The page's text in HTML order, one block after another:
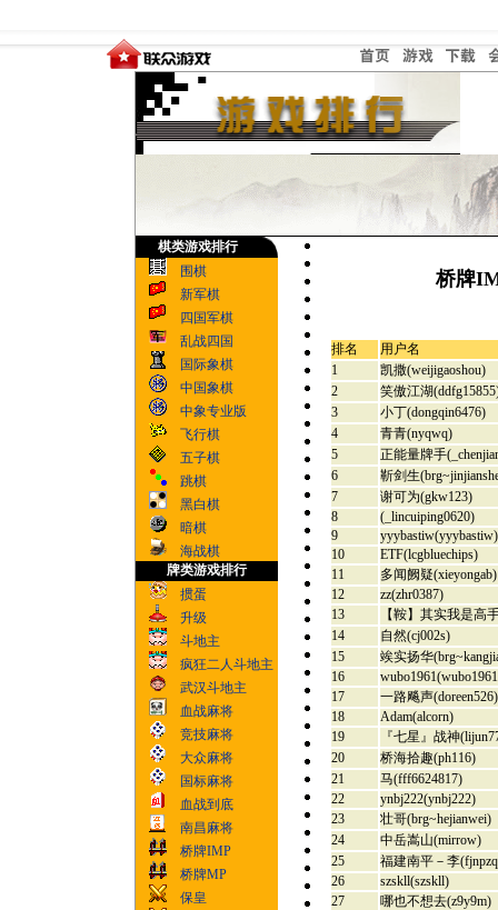
棋类游戏排行
围棋
新军棋
四国军棋
乱战四国
国际象棋
中国象棋
中象专业版
飞行棋
五子棋
跳棋
黑白棋
暗棋
海战棋
牌类游戏排行
掼蛋
升级
斗地主
疯狂二人斗地主
武汉斗地主
血战麻将
竞技麻将
大众麻将
国标麻将
血战到底
南昌麻将
桥牌IMP
桥牌MP
保皇
桥牌
排名
用户名
1
凯撒(weijigaoshou)
2
笑傲江湖
3
小丁(dongqin6476)
4
青青(nyqwq)
5
正能量牌手
6
靳剑生
7
谢可为(gkw123)
8
(_lincuiping0620)
9
yyybastiw(yyybastiw)
10
ETF(lcgbluechips)
11
多闻阙疑(xieyongab)
12
zz(zhr0387)
13
【鞍】其实我是高
14
自然(cj002s)
15
竢实扬华
16
17
一路飚声(doreen526)
18
Adam(alcorn)
19
『七星』战神
20
桥海拾趣(ph116)
21
马(fff6624817)
22
ynbj222(ynbj222)
23
壮哥(brg~hejianwei)
24
中岳嵩山(mirrow)
25
福建南平－李
26
szskll(szskll)
27
哪也不想去(z9y9m)